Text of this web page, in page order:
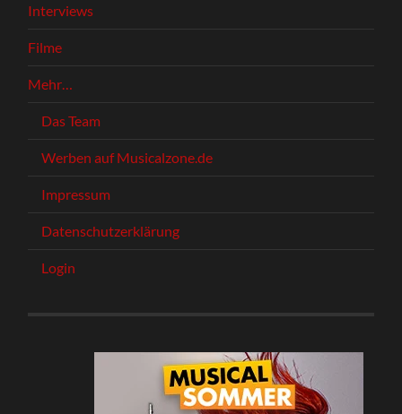
Interviews
Filme
Mehr…
Das Team
Werben auf Musicalzone.de
Impressum
Datenschutzerklärung
Login